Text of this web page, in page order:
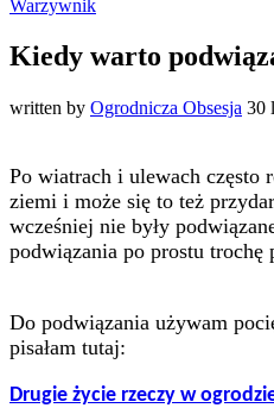
Warzywnik
Kiedy warto
written by Ogrodnicza Obsesja 30
Po wiatrach i ulewach często
ziemi i może się to też
wcześniej nie były
podwiązania po prostu trochę
Do podwiązania używam
pisałam tutaj:
Drugie życie rzeczy w